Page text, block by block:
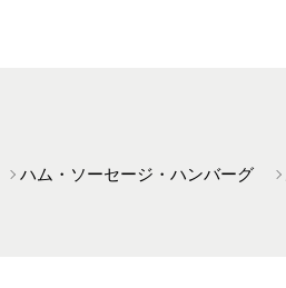
ハム・ソーセージ・ハンバーグ